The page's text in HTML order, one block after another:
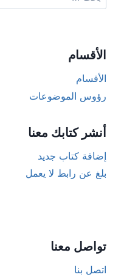
عن:
الأقسام
الأقسام
رؤوس الموضوعات
أنشر كتابك معنا
إضافة كتاب جديد
بلغ عن رابط لا يعمل
تواصل معنا
اتصل بنا